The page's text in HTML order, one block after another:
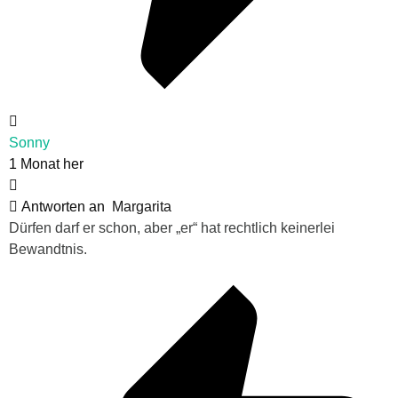
Sonny
1 Monat her
Antworten an
Margarita
Dürfen darf er schon, aber „er“ hat rechtlich keinerlei
Bewandtnis.